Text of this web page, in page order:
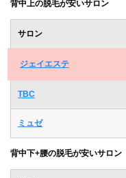
背中上の脱毛が安いサロン
サロン
ジェイエステ
TBC
ミュゼ
背中下+腰の脱毛が安いサロン